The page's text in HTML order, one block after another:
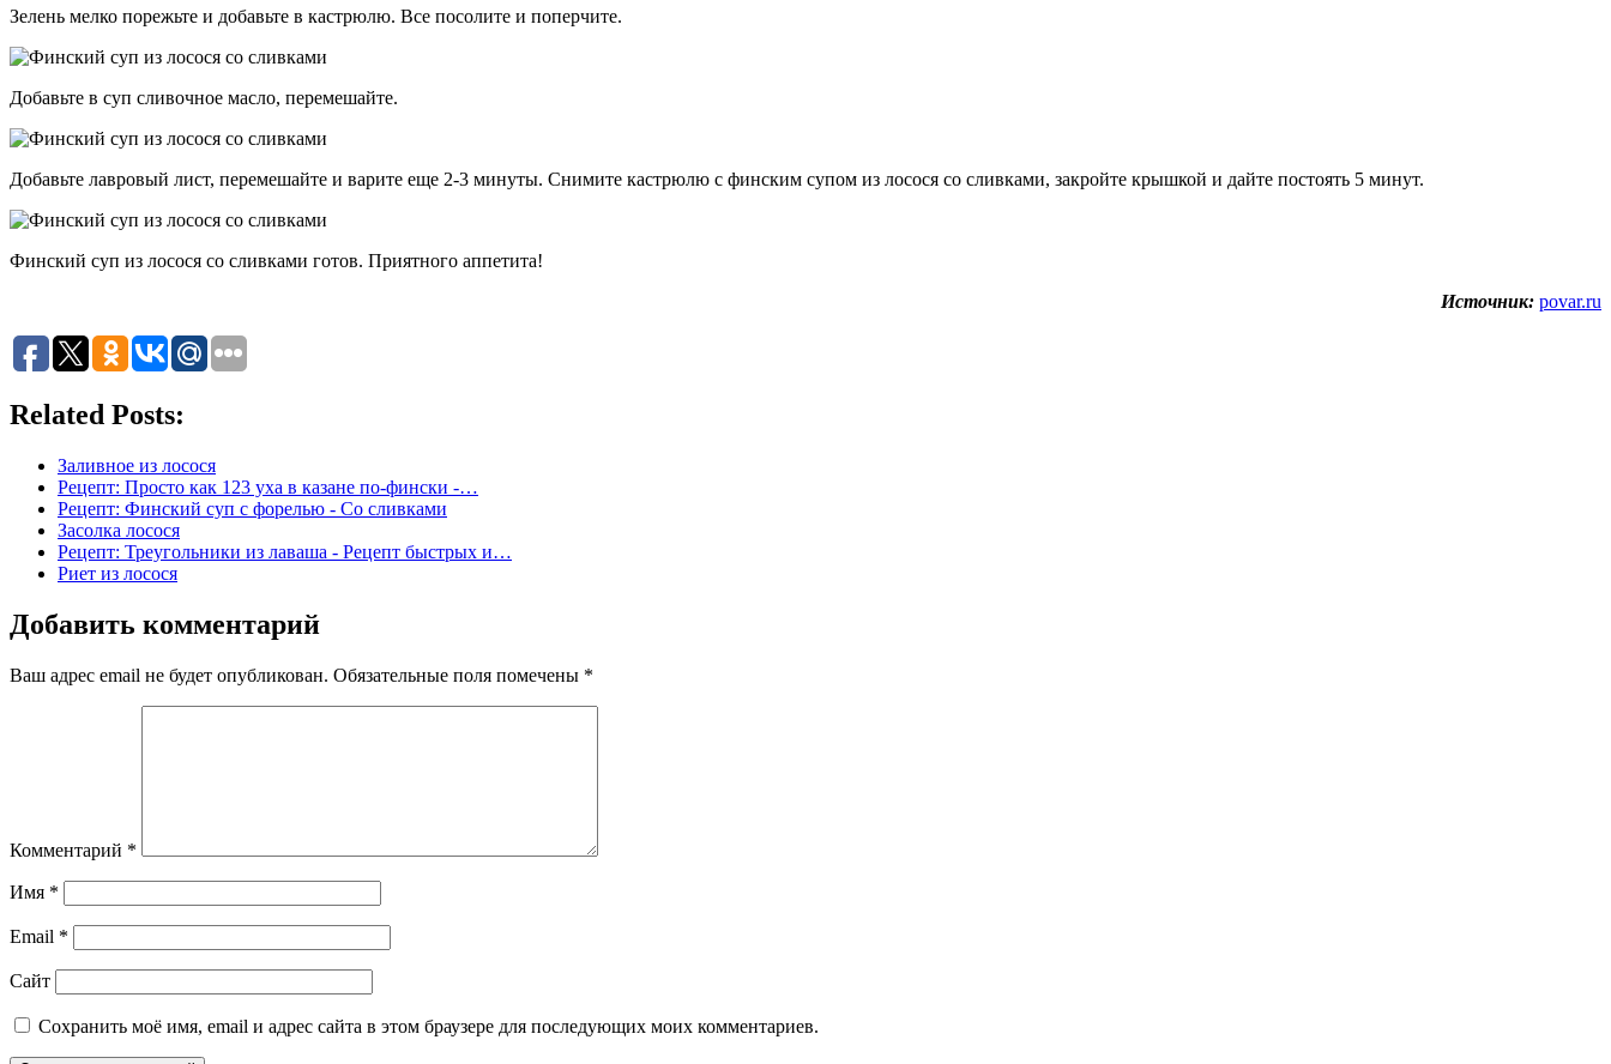
Зелень мелко порежьте и добавьте в кастрюлю. Все посолите и поперчите.
Добавьте в суп сливочное масло, перемешайте.
Добавьте лавровый лист, перемешайте и варите еще 2-3 минуты. Снимите кастрюлю с финским супом из лосося со сливками, закройте крышкой и дайте постоять 5 минут.
Финский суп из лосося со сливками готов. Приятного аппетита!
Источник: povar.ru
Related Posts:
Заливное из лосося
Рецепт: Просто как 123 уха в казане по-фински -…
Рецепт: Финский суп с форелью - Со сливками
Засолка лосося
Рецепт: Треугольники из лаваша - Рецепт быстрых и…
Риет из лосося
Добавить комментарий
Ваш адрес email не будет опубликован. Обязательные поля помечены *
Комментарий *
Имя *
Email *
Сайт
Сохранить моё имя, email и адрес сайта в этом браузере для последующих моих комментариев.